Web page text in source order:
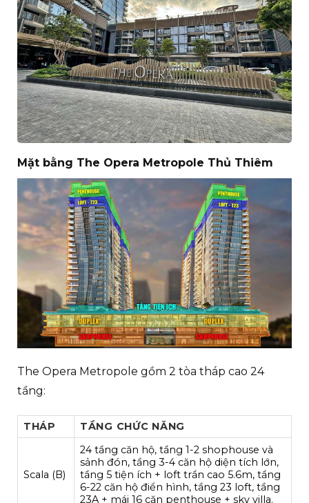
Mặt bằng The Opera Metropole Thủ Thiêm
The Opera Metropole gồm 2 tòa tháp cao 24
tầng:
THÁP TẦNG CHỨC NĂNG
Scala (B)
24 tầng căn hộ, tầng 1-2 shophouse và
sảnh đón, tầng 3-4 căn hộ diện tích lớn,
tầng 5 tiện ích + loft trần cao 5.6m, tầng
6-22 căn hộ điển hình, tầng 23 loft, tầng
23A + mái 16 căn penthouse + sky villa.